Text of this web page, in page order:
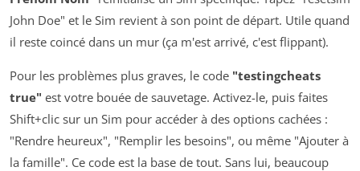
John Doe" et le Sim revient à son point de départ. Utile quand
il reste coincé dans un mur (ça m'est arrivé, c'est flippant).
Pour les problèmes plus graves, le code "testingcheats
true" est votre bouée de sauvetage. Activez-le, puis faites
Shift+clic sur un Sim pour accéder à des options cachées :
"Rendre heureux", "Remplir les besoins", ou même "Ajouter à
la famille". Ce code est la base de tout. Sans lui, beaucoup